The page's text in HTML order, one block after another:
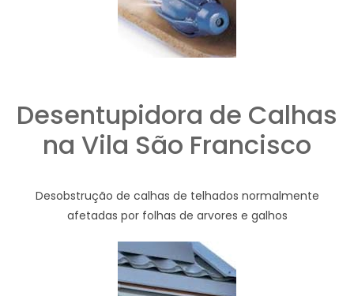
Desentupidora de Calhas
na Vila São Francisco
Desobstrução de calhas de telhados normalmente
afetadas por folhas de arvores e galhos